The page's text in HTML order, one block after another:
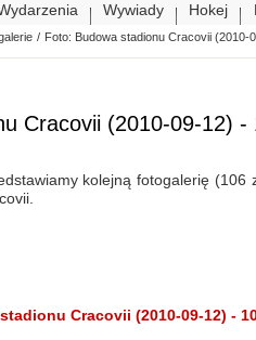
Wywiady Hokej
/ Foto: Budowa stadionu Cracovii (2010-
Cracovii (2010-09-12) -
kolejną fotogalerię
Cracovii (2010-09-12) -